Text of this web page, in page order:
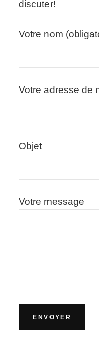
discuter!
Votre nom
Votre adresse de
Objet
Votre message